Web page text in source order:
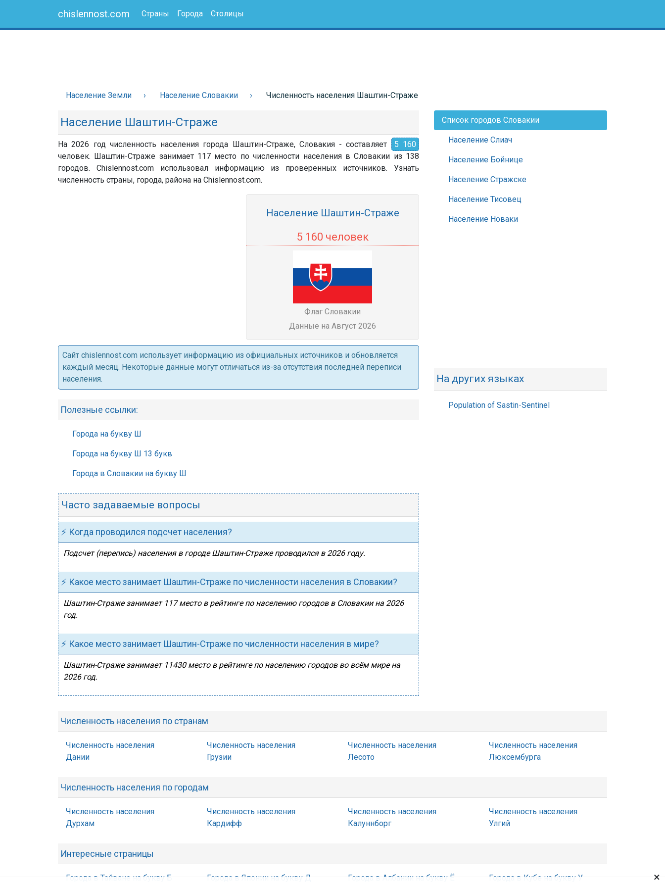
chislennost.com Страны Города Столицы
Население Земли Население Словакии Численность населения Шаштин-Страже
Население Шаштин-Страже
На 2026 год численность населения города Шаштин-Страже, Словакия - составляет
5 160
человек. Шаштин-Страже занимает 117 место по численности населения в Словакии из 138
городов. Chislennost.com использовал информацию из проверенных источников. Узнать
численность страны, города, района на Chislennost.com.
Население Шаштин-Страже
5 160 человек
Флаг Словакии
Данные на Август 2026
Cайт chislennost.com использует информацию из официальных источников и обновляется
каждый месяц. Некоторые данные могут отличаться из-за отсутствия последней переписи
населения.
Полезные ссылки:
Города на букву Ш
Города на букву Ш 13 букв
Города в Словакии на букву Ш
Часто задаваемые вопросы
⚡ Когда проводился подсчет населения?
Подсчет (перепись) населения в городе Шаштин-Страже проводился в 2026 году.
⚡ Какое место занимает Шаштин-Страже по численности населения в Словакии?
Шаштин-Страже занимает 117 место в рейтинге по населению городов в Словакии на 2026
год.
⚡ Какое место занимает Шаштин-Страже по численности населения в мире?
Шаштин-Страже занимает 11430 место в рейтинге по населению городов во всём мире на
2026 год.
Список городов Словакии
Население Слиач
Население Бойнице
Население Стражске
Население Тисовец
Население Новаки
На других языках
Population of Sastin-Sentinel
Численность населения по странам
Численность населения
Дании
Численность населения
Грузии
Численность населения
Лесото
Численность населения
Люксембурга
Численность населения по городам
Численность населения
Дурхам
Численность населения
Кардифф
Численность населения
Калуннборг
Численность населения
Улгий
Интересные страницы
Города в Тайване на букву Б Города в Японии на букву Д Города в Албании на букву Ё Города в Кубе на букву У ×